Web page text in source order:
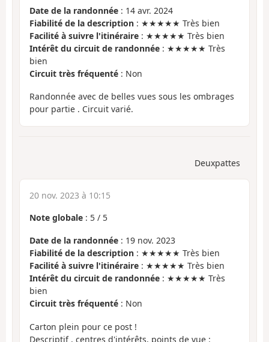
Date de la randonnée : 14 avr. 2024
Fiabilité de la description : ★★★★★ Très bien
Facilité à suivre l'itinéraire : ★★★★★ Très bien
Intérêt du circuit de randonnée : ★★★★★ Très
bien
Circuit très fréquenté : Non
Randonnée avec de belles vues sous les ombrages
pour partie . Circuit varié.
Deuxpattes
20 nov. 2023 à 10:15
Note globale : 5 / 5
Date de la randonnée : 19 nov. 2023
Fiabilité de la description : ★★★★★ Très bien
Facilité à suivre l'itinéraire : ★★★★★ Très bien
Intérêt du circuit de randonnée : ★★★★★ Très
bien
Circuit très fréquenté : Non
Carton plein pour ce post !
Descriptif , centres d'intérêts, points de vue :